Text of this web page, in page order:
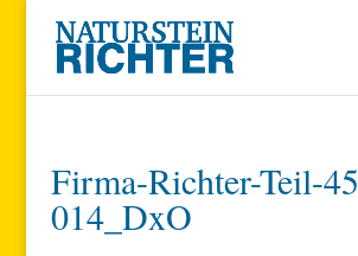
Firma-Richter-Teil-45
014_DxO